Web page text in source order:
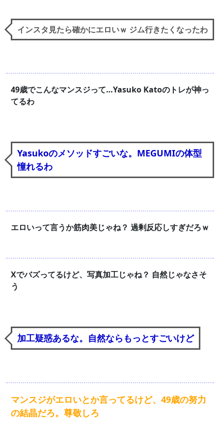
インスタ見たら確かにエロいｗ ジム行きたくなったわ
49歳でこんなマンスジって…Yasuko Katoのトレが神っ
てるわ
Yasukoのメソッドすごいな。MEGUMIの体型
憧れるわ
エロいって言うか筋肉美じゃね？ 過剰反応しすぎだろｗ
Xでバズってるけど、写真加工じゃね？ 自然じゃなさそ
う
加工疑惑あるな。自然ならもっとすごいけど
マンスジがエロいとか言ってるけど、49歳の努力
の結晶だろ。尊敬しろ